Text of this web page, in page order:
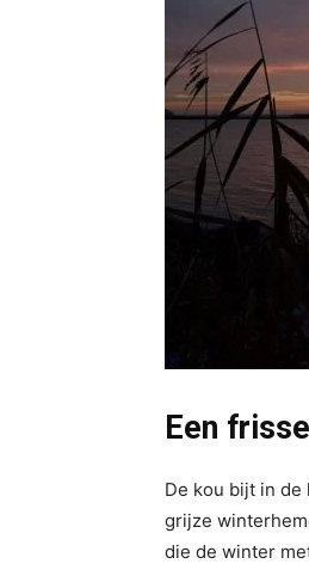
Een
De kou bijt in
grijze
die de winter